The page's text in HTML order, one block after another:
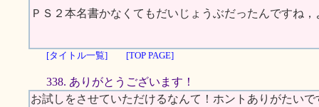
ＰＳ２本名書かなくてもだいじょうぶだったんですね
[タイトル一覧] [TOP PAGE]
338. ありがとうございます！
お試しをさせていただけるなんて！ホントありがたいで